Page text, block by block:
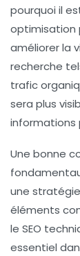
pourquoi il
optimisation
améliorer la
recherche
trafic
sera plus
informations
Une bonne
une
éléments
le SEO
essentiel